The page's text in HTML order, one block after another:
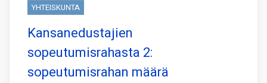
YHTEISKUNTA
Kansanedustajien
sopeutumisrahasta 2:
sopeutumisrahan määrä